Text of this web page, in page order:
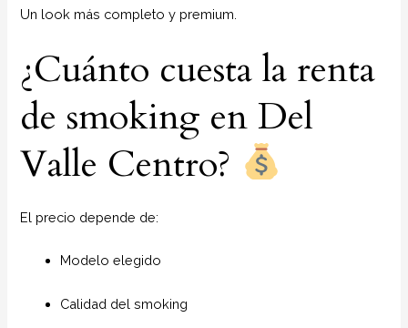
Un look más completo y premium.
¿Cuánto cuesta la renta
de smoking en Del
Valle Centro?
El precio depende de:
Modelo elegido
Calidad del smoking